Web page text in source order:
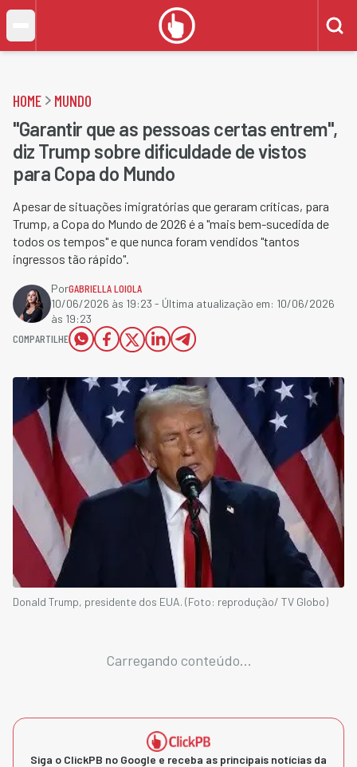
HOME MUNDO
"Garantir que as pessoas certas entrem",
diz Trump sobre dificuldade de vistos
para Copa do Mundo
Apesar de situações imigratórias que geraram críticas, para
Trump, a Copa do Mundo de 2026 é a "mais bem-sucedida de
todos os tempos" e que nunca foram vendidos "tantos
ingressos tão rápido".
PorGABRIELLA LOIOLA
10/06/2026 às 19:23 - Última atualização em: 10/06/2026
às 19:23
COMPARTILHE
Donald Trump, presidente dos EUA. (Foto: reprodução/ TV Globo)
Carregando conteúdo...
Siga o ClickPB no Google e receba as principais notícias da